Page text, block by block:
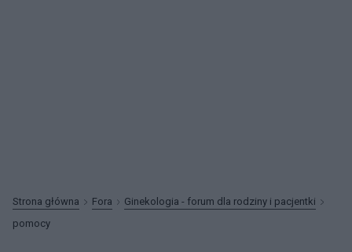
Strona główna Fora
Ginekologia - forum dla rodziny i pacjentki
pomocy